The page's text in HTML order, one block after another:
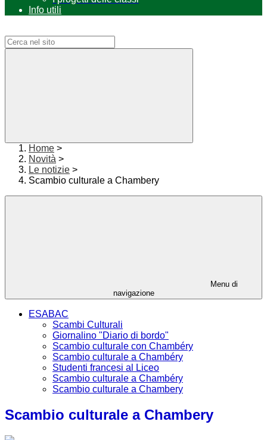
Info utili
Home >
Novità >
Le notizie >
Scambio culturale a Chambery
Menu di
navigazione
ESABAC
Scambi Culturali
Giornalino "Diario di bordo"
Scambio culturale con Chambéry
Scambio culturale a Chambéry
Studenti francesi al Liceo
Scambio culturale a Chambéry
Scambio culturale a Chambery
Scambio culturale a Chambery